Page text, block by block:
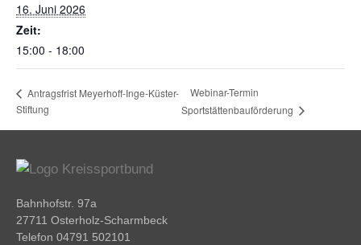
16. Juni 2026
Zeit:
15:00 - 18:00
Antragsfrist Meyerhoff-Inge-Küster-
Stiftung
Webinar-Termin
Sportstättenbauförderung
Bahnhofstr. 97a
27711 Osterholz-Scharmbeck
Telefon 04791 502101